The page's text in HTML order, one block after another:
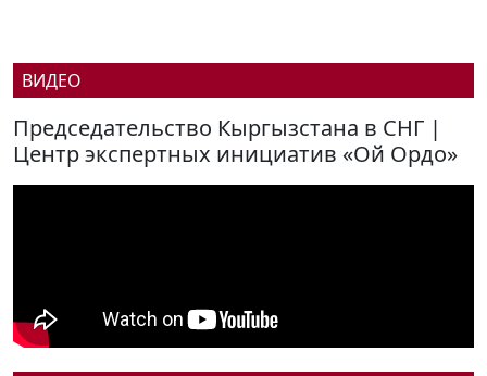
ВИДЕО
Председательство Кыргызстана в СНГ |
Центр экспертных инициатив «Ой Ордо»